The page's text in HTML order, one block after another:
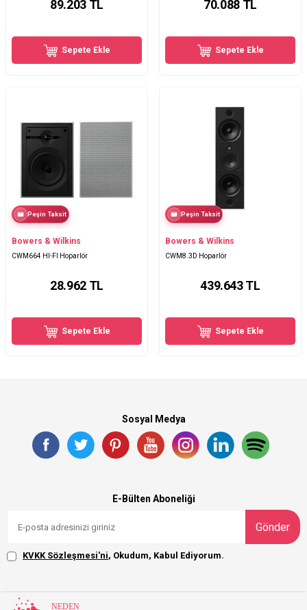
89.203TL
Sepete Ekle
70.088TL
Sepete Ekle
Peşin Taksit
Bowers & Wilkins
CWM664 HI-FI Hoparlör
28.962TL
Sepete Ekle
Peşin Taksit
Bowers & Wilkins
CWM8.3D Hoparlör
439.643TL
Sepete Ekle
Sosyal Medya
E-Bülten Aboneliği
Gönder
KVKK Sözleşmesi'ni, Okudum, Kabul Ediyorum.